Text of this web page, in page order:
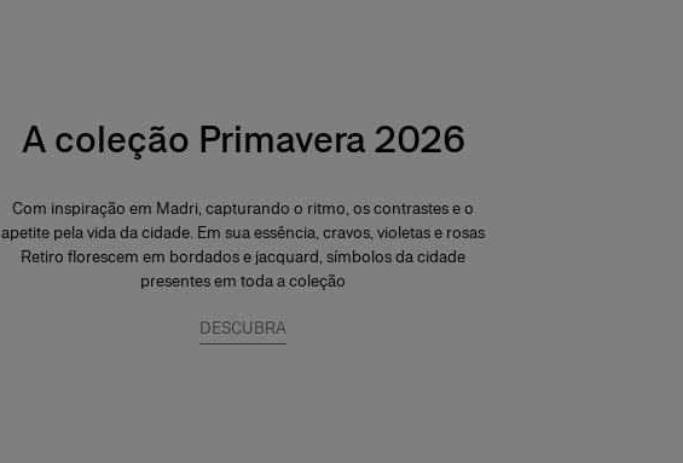
A coleção Primavera 2026
Com inspiração em Madri, capturando o ritmo, os contrastes e o
apetite pela vida da cidade. Em sua essência, cravos, violetas e rosas
Retiro florescem em bordados e jacquard, símbolos da cidade
presentes em toda a coleção
DESCUBRA